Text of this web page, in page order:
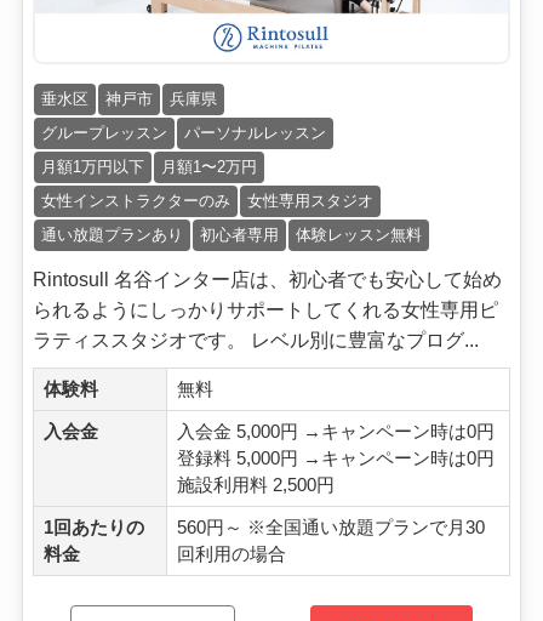
垂水区 神戸市
兵庫県
グループレッスン
パーソナルレッスン
月額1万円以下
月額1〜2万円
女性インストラクターのみ
女性専用スタジオ
通い放題プランあり
初心者専用 体験レッスン無料
Rintosull 名谷インター店は、初心者でも安心して始め
られるようにしっかりサポートしてくれる女性専用ピ
ラティススタジオです。 レベル別に豊富なプログ...
体験料 無料
入会金
入会金 5,000円 →キャンペーン時は0円
登録料 5,000円 →キャンペーン時は0円
施設利用料 2,500円
1回あたりの
料金
560円～ ※全国通い放題プランで月30
回利用の場合